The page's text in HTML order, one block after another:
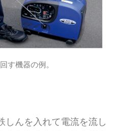
す機器の例。
んを入れて電流を流し